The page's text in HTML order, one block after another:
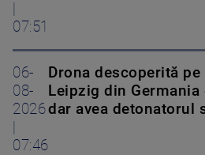
07:51
06-
08-
2026
07:46
Drona descoperită
Leipzig din
dar avea detonatorul